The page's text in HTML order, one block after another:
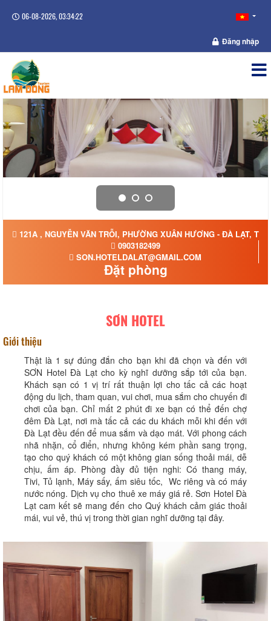
06-08-2026, 03:34:22
Đăng nhập
121A , NGUYỄN VĂN TRỖI, PHƯỜNG XUÂN HƯƠNG - ĐÀ LẠT,
0903182499
SON.HOTELDALAT@GMAIL.COM
Đặt phòng
SƠN HOTEL
Giới thiệu
Thật là 1 sự đúng đắn cho bạn khi đã chọn và đến với
SƠN Hotel Đà Lạt cho kỳ nghĩ dưỡng sắp tới của bạn.
Khách sạn có 1 vị trí rất thuận lợi cho tấc cả các hoạt
động du lịch, tham quan, vui chơi, mua sắm cho chuyến đi
chơi của bạn. Chỉ mất 2 phút đi xe bạn có thể đến chợ
đêm Đà Lạt, nơi mà tấc cả các du khách mỗi khi đến với
Đà Lạt đều đến để mua sắm và dạo mát. Với phong cách
nhã nhặn, cổ điển, nhưng không kém phần sang trọng,
tạo cho quý khách có một không gian sống thoải mái, dễ
chịu, ấm áp. Phòng đầy đủ tiện nghi: Có thang máy,
Tivi, Tủ lạnh, Máy sấy, ấm siêu tốc, Wc riêng và có máy
nước nóng. Dịch vụ cho thuê xe máy giá rẻ. Sơn Hotel Đà
Lạt cam kết sẽ mang đến cho Quý khách cảm giác thoải
mái, vui vẻ, thú vị trong thời gian nghĩ dưỡng tại đây.